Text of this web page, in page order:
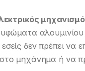
δεν πρέπει να
μηχάνημα ή να